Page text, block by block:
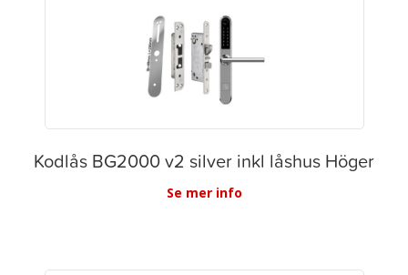
Kodlås BG2000 v2 silver inkl låshus Höger
Se mer info